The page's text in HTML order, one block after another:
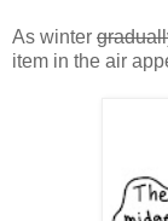
As winter
item in the air